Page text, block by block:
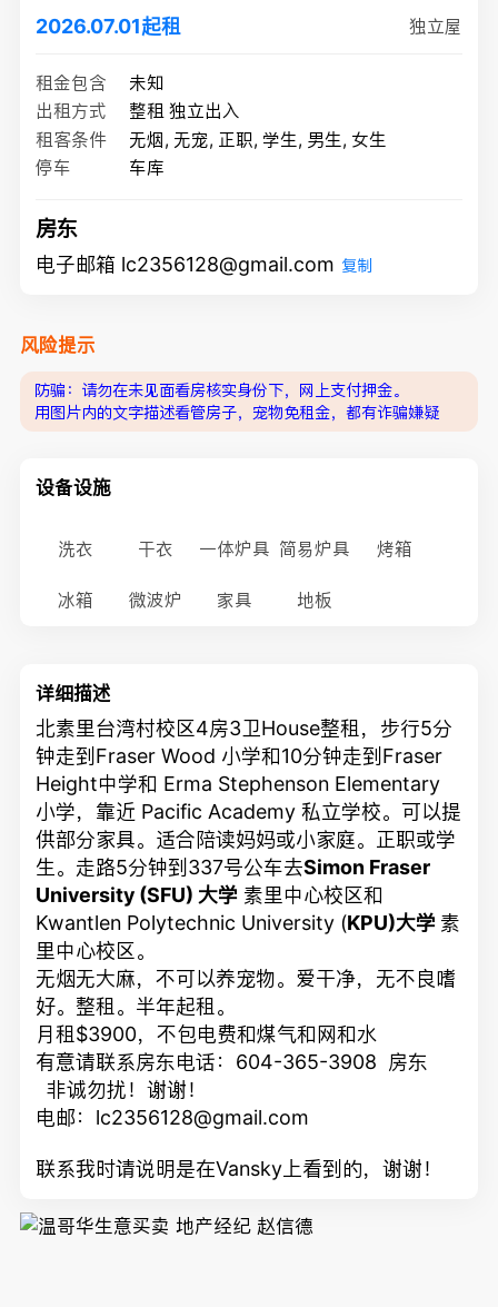
2026.07.01起租
独立屋
租金包含
未知
出租方式
整租 独立出入
租客条件
无烟, 无宠, 正职, 学生, 男生, 女生
停车
车库
房东
电子邮箱 lc2356128@gmail.com 复制
风险提示
防骗：请勿在未见面看房核实身份下，网上支付押金。
用图片内的文字描述看管房子，宠物免租金，都有诈骗嫌疑
设备设施
洗衣 干衣 一体炉具 简易炉具 烤箱
冰箱 微波炉 家具 地板
详细描述
北素里台湾村校区4房3卫House整租，步行5分
钟走到Fraser Wood 小学和10分钟走到Fraser
Height中学和 Erma Stephenson Elementary
小学，靠近 Pacific Academy 私立学校。可以提
供部分家具。适合陪读妈妈或小家庭。正职或学
生。走路5分钟到337号公车去Simon Fraser
University (SFU) 大学 素里中心校区和
Kwantlen Polytechnic University (KPU)大学 素
里中心校区。
无烟无大麻，不可以养宠物。爱干净，无不良嗜
好。整租。半年起租。
月租$3900，不包电费和煤气和网和水
有意请联系房东电话：604-365-3908 房东
非诚勿扰！谢谢！
电邮：lc2356128@gmail.com
联系我时请说明是在Vansky上看到的，谢谢！